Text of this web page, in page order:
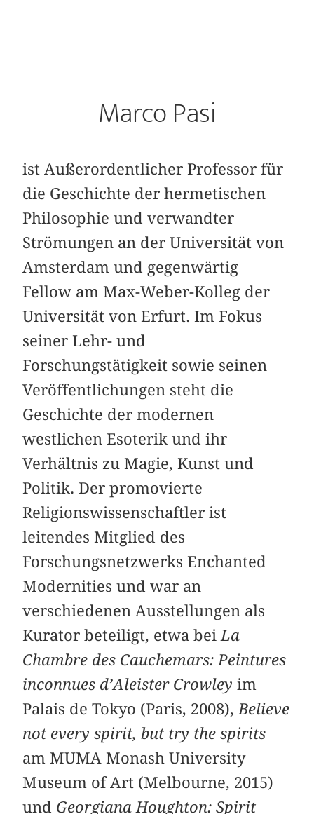
Marco Pasi
ist Außerordentlicher Professor für
die Geschichte der hermetischen
Philosophie und verwandter
Strömungen an der Universität von
Amsterdam und gegenwärtig
Fellow am Max-Weber-Kolleg der
Universität von Erfurt. Im Fokus
seiner Lehr- und
Forschungstätigkeit sowie seinen
Veröffentlichungen steht die
Geschichte der modernen
westlichen Esoterik und ihr
Verhältnis zu Magie, Kunst und
Politik. Der promovierte
Religionswissenschaftler ist
leitendes Mitglied des
Forschungsnetzwerks Enchanted
Modernities und war an
verschiedenen Ausstellungen als
Kurator beteiligt, etwa bei La
Chambre des Cauchemars: Peintures
inconnues d’Aleister Crowley im
Palais de Tokyo (Paris, 2008), Believe
not every spirit, but try the spirits
am MUMA Monash University
Museum of Art (Melbourne, 2015)
und Georgiana Houghton: Spirit